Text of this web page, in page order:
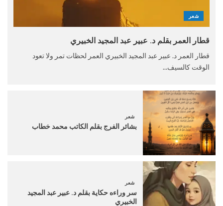
شعر
قطار العمر بقلم د. عبير عبد المجيد الخبيري
قطار العمر د. عبير عبد المجيد الخبيري العمر لحظات تمر ولا تعود
الوقت كالسيف...
شعر
بشائر الفرج بقلم الكاتب محمد خطاب
شعر
سر وراءه حكاية بقلم د. عبير عبد المجيد
الخبيري